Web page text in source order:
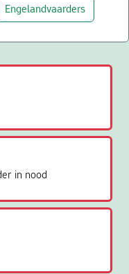
Engelandvaarders
in nood